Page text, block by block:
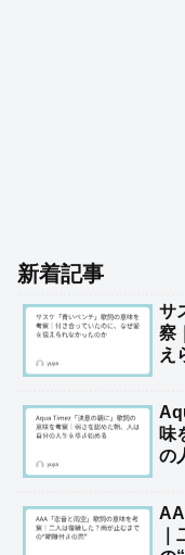
新着記事
サ
察
え
味
の